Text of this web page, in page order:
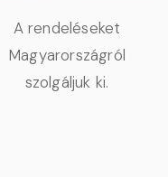
A rendeléseket
Magyarországról
szolgáljuk ki.